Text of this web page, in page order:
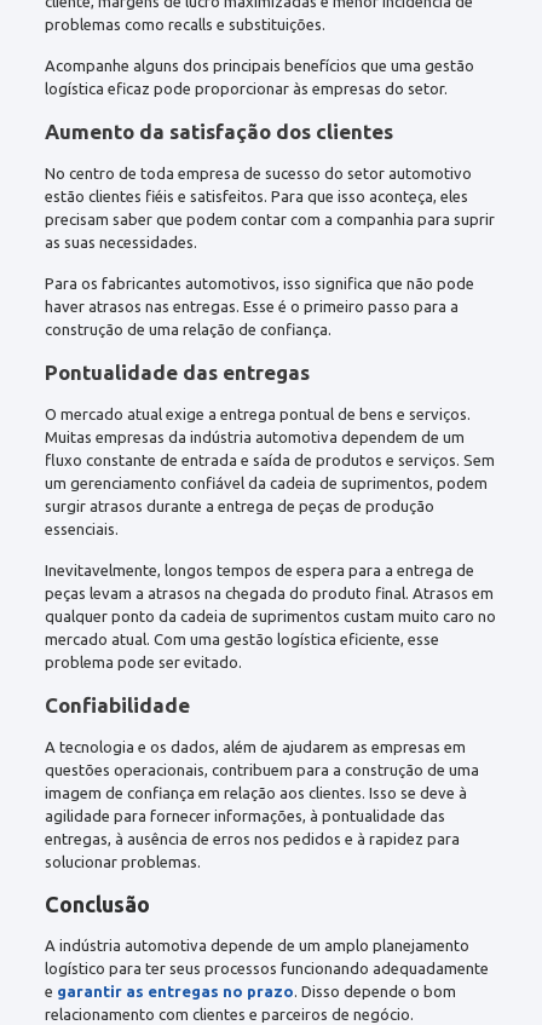
problemas como recalls e substituições.
Acompanhe alguns dos principais benefícios que uma gestão
logística eficaz pode proporcionar às empresas do setor.
Aumento da satisfação dos clientes
No centro de toda empresa de sucesso do setor automotivo
estão clientes fiéis e satisfeitos. Para que isso aconteça, eles
precisam saber que podem contar com a companhia para suprir
as suas necessidades.
Para os fabricantes automotivos, isso significa que não pode
haver atrasos nas entregas. Esse é o primeiro passo para a
construção de uma relação de confiança.
Pontualidade das entregas
O mercado atual exige a entrega pontual de bens e serviços.
Muitas empresas da indústria automotiva dependem de um
fluxo constante de entrada e saída de produtos e serviços. Sem
um gerenciamento confiável da cadeia de suprimentos, podem
surgir atrasos durante a entrega de peças de produção
essenciais.
Inevitavelmente, longos tempos de espera para a entrega de
peças levam a atrasos na chegada do produto final. Atrasos em
qualquer ponto da cadeia de suprimentos custam muito caro no
mercado atual. Com uma gestão logística eficiente, esse
problema pode ser evitado.
Confiabilidade
A tecnologia e os dados, além de ajudarem as empresas em
questões operacionais, contribuem para a construção de uma
imagem de confiança em relação aos clientes. Isso se deve à
agilidade para fornecer informações, à pontualidade das
entregas, à ausência de erros nos pedidos e à rapidez para
solucionar problemas.
Conclusão
A indústria automotiva depende de um amplo planejamento
logístico para ter seus processos funcionando adequadamente
e garantir as entregas no prazo. Disso depende o bom
relacionamento com clientes e parceiros de negócio.